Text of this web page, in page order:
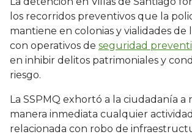
los recorridos preventivos que la
mantiene en colonias y vialidades de
con operativos de seguridad
en inhibir delitos patrimoniales y
riesgo.
La SSPMQ exhortó a la ciudadanía a
manera inmediata cualquier
relacionada con robo de